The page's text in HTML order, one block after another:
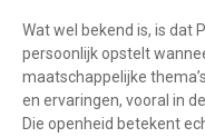
Wat wel bekend is, is dat
persoonlijk opstelt
maatschappelijke
en ervaringen, vooral in
Die openheid betekent